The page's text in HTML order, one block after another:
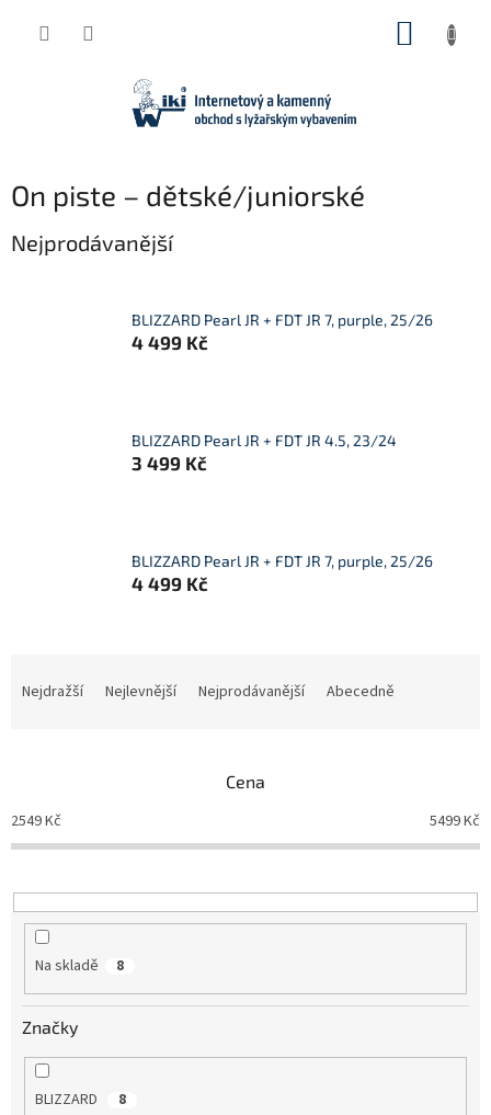
On piste – dětské/juniorské
Nejprodávanější
BLIZZARD Pearl JR + FDT JR 7, purple, 25/26
4 499 Kč
BLIZZARD Pearl JR + FDT JR 4.5, 23/24
3 499 Kč
BLIZZARD Pearl JR + FDT JR 7, purple, 25/26
4 499 Kč
p
r
o
u
Nejdražší Nejlevnější Nejprodávanější Abecedně
Cena
2549Kč 5499Kč
Na skladě 8
Značky
BLIZZARD 8